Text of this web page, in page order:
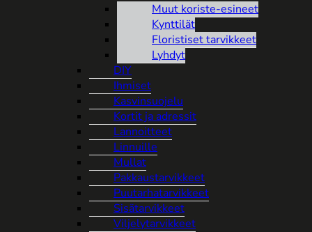
Muut koriste-esineet
Kynttilät
Floristiset tarvikkeet
Lyhdyt
DIY
Ihmiset
Kasvinsuojelu
Kortit ja adressit
Lannoitteet
Linnuille
Mullat
Pakkaustarvikkeet
Puutarhatarvikkeet
Sisätarvikkeet
Viljelytarvikkeet